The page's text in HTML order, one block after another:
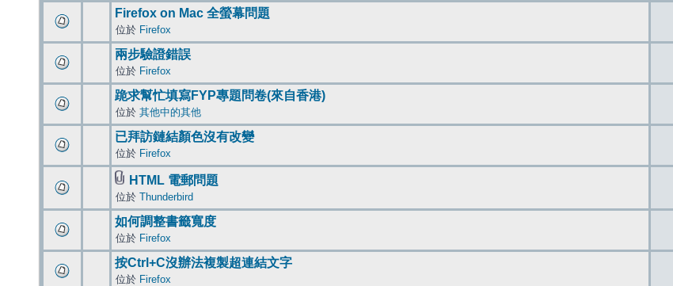
Firefox on Mac 全螢幕問題
位於 Firefox
兩步驗證錯誤
位於 Firefox
跪求幫忙填寫FYP專題問卷(來自香港)
位於 其他中的其他
已拜訪鏈結顏色沒有改變
位於 Firefox
HTML 電郵問題
位於 Thunderbird
如何調整書籤寬度
位於 Firefox
按Ctrl+C沒辦法複製超連結文字
位於 Firefox